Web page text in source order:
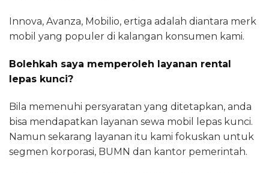
Innova, Avanza, Mobilio, ertiga adalah diantara merk
mobil yang populer di kalangan konsumen kami.
Bolehkah saya memperoleh layanan rental
lepas kunci?
Bila memenuhi persyaratan yang ditetapkan, anda
bisa mendapatkan layanan sewa mobil lepas kunci.
Namun sekarang layanan itu kami fokuskan untuk
segmen korporasi, BUMN dan kantor pemerintah.